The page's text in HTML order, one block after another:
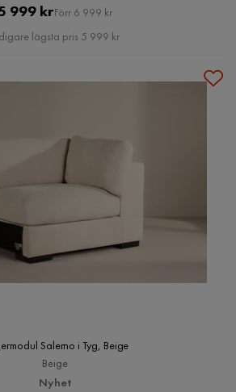
Pris
999 krOriginal
Pris
Förr 6 999 kr
lägsta pris 5 999 kr
Salerno i Tyg, Beige
Beige
Nyhet